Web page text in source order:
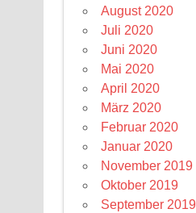
August 2020
Juli 2020
Juni 2020
Mai 2020
April 2020
März 2020
Februar 2020
Januar 2020
November 2019
Oktober 2019
September 2019